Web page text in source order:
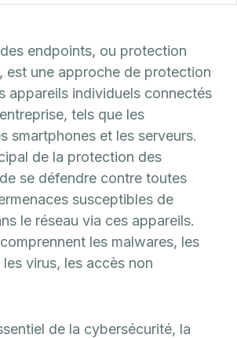
endpoints, ou protection
est une approche de protection
appareils individuels connectés
tels que les
smartphones et les serveurs.
de la protection des
se défendre contre toutes
susceptibles de
le réseau via ces appareils.
les malwares, les
les virus, les accès non
de la cybersécurité, la